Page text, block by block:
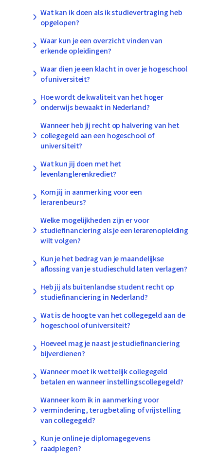
Wat kan ik doen als ik studievertraging heb
opgelopen?
Waar kun je een overzicht vinden van
erkende opleidingen?
Waar dien je een klacht in over je hogeschool
of universiteit?
Hoe wordt de kwaliteit van het hoger
onderwijs bewaakt in Nederland?
Wanneer heb jij recht op halvering van het
collegegeld aan een hogeschool of
universiteit?
Wat kun jij doen met het
levenlanglerenkrediet?
Kom jij in aanmerking voor een
lerarenbeurs?
Welke mogelijkheden zijn er voor
studiefinanciering als je een lerarenopleiding
wilt volgen?
Kun je het bedrag van je maandelijkse
aflossing van je studieschuld laten verlagen?
Heb jij als buitenlandse student recht op
studiefinanciering in Nederland?
Wat is de hoogte van het collegegeld aan de
hogeschool of universiteit?
Hoeveel mag je naast je studiefinanciering
bijverdienen?
Wanneer moet ik wettelijk collegegeld
betalen en wanneer instellingscollegegeld?
Wanneer kom ik in aanmerking voor
vermindering, terugbetaling of vrijstelling
van collegegeld?
Kun je online je diplomagegevens
raadplegen?